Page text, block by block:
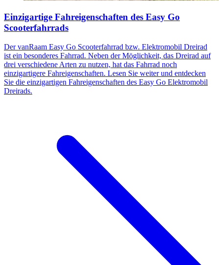
Einzigartige Fahreigenschaften des Easy Go
Scooterfahrrads
Der vanRaam Easy Go Scooterfahrrad bzw. Elektromobil Dreirad
ist ein besonderes Fahrrad. Neben der Möglichkeit, das Dreirad auf
drei verschiedene Arten zu nutzen, hat das Fahrrad noch
einzigartigere Fahreigenschaften. Lesen Sie weiter und entdecken
Sie die einzigartigen Fahreigenschaften des Easy Go Elektromobil
Dreirads.